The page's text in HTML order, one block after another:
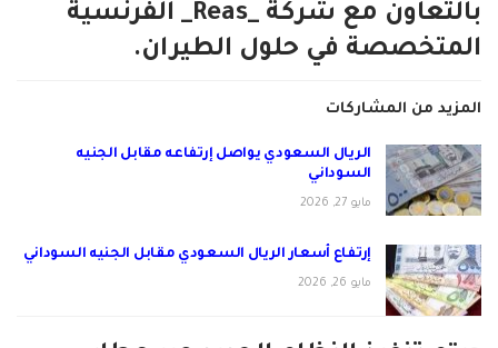
بالتعاون مع شركة _Reas_ الفرنسية
المتخصصة في حلول الطيران.
المزيد من المشاركات
الريال السعودي يواصل إرتفاعه مقابل الجنيه
السوداني
مايو 27, 2026
إرتفاع أسعار الريال السعودي مقابل الجنيه السوداني
مايو 26, 2026